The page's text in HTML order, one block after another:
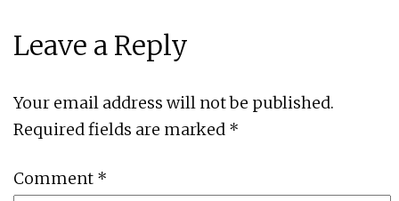
Leave a Reply
Your email address will not be published.
Required fields are marked *
Comment *